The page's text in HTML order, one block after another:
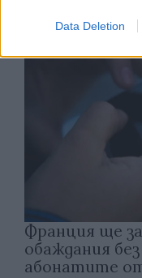
Data Deletion
Франция ще
обаждания
абонатите от